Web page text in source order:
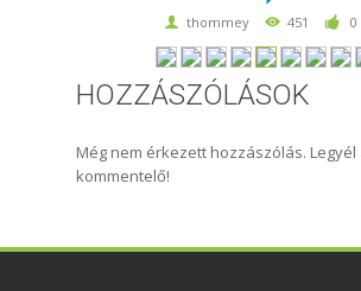
thommey 451 0
HOZZÁSZÓLÁSOK
Még nem érkezett hozzászólás. Legyél
kommentelő!